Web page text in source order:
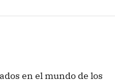
en el mundo de los